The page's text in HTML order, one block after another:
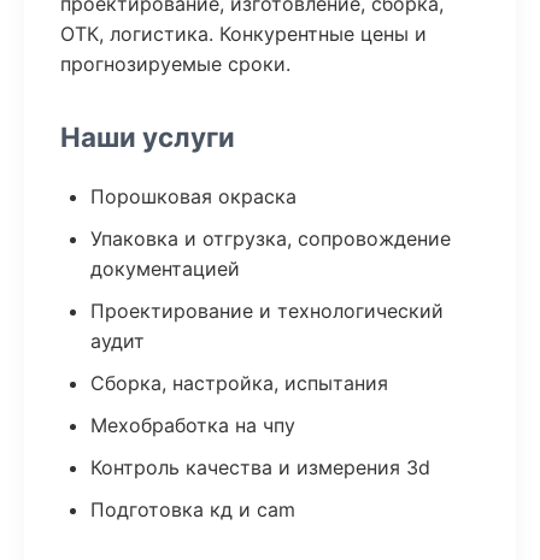
ОТК, логистика. Конкурентные цены и
прогнозируемые сроки.
Наши услуги
Порошковая окраска
Упаковка и отгрузка, сопровождение
документацией
Проектирование и технологический
аудит
Сборка, настройка, испытания
Мехобработка на чпу
Контроль качества и измерения 3d
Подготовка кд и cam